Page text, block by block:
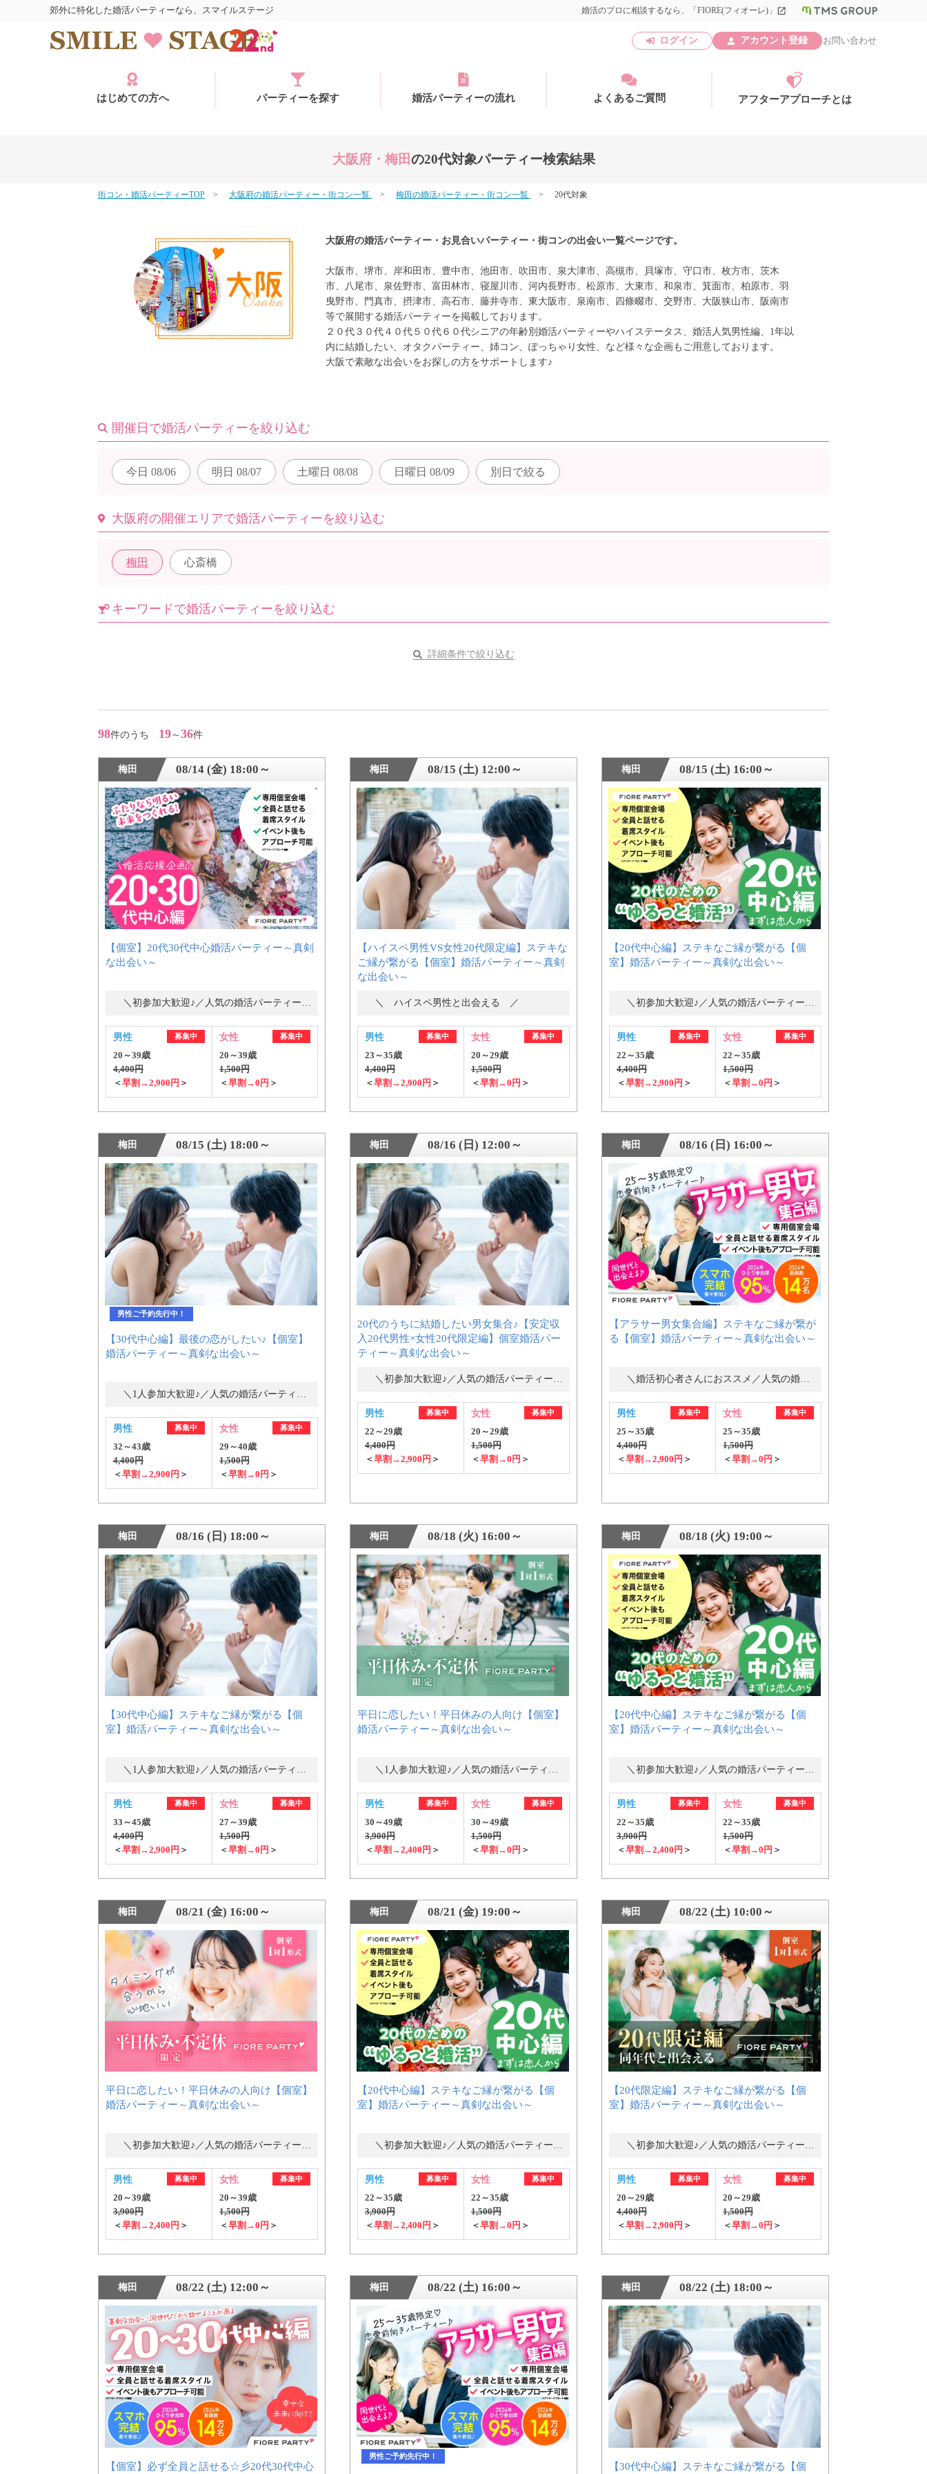
はじめての方へ
婚活パーティーの流れ
よくあるご質問
アフターアプローチとは
個人情報保護方針launch
子どもの安全基準に関するポリシーlaunch
公式アカウントで最新情報を配信中！
PR
約1,300店の中から
おすすめの優良結婚相談所をご紹介
個人情報保護のため
プライバシーマークを
取得しております
郊外に特化した婚活パーティーなら、スマイルステージ 婚活のプロに相談するなら、「FIORE(フィオーレ)」 launch
ログイン アカウント登録 お問い合わせ
はじめての方へ パーティーを探す 婚活パーティーの流れ よくあるご質問 アフターアプローチとは
大阪府・梅田の20代対象パーティー検索結果
街コン・婚活パーティーTOP 大阪府の婚活パーティー・街コン一覧 梅田の婚活パーティー・街コン一覧 20代対象
大阪府の婚活パーティー・お見合いパーティー・街コンの出会い一覧ページです。
大阪市、堺市、岸和田市、豊中市、池田市、吹田市、泉大津市、高槻市、貝塚市、守口市、枚方市、茨木
市、八尾市、泉佐野市、富田林市、寝屋川市、河内長野市、松原市、大東市、和泉市、箕面市、柏原市、羽
曳野市、門真市、摂津市、高石市、藤井寺市、東大阪市、泉南市、四條畷市、交野市、大阪狭山市、阪南市
等で展開する婚活パーティーを掲載しております。
２０代３０代４０代５０代６０代シニアの年齢別婚活パーティーやハイステータス、婚活人気男性編、1年以
内に結婚したい、オタクパーティー、姉コン、ぽっちゃり女性、など様々な企画もご用意しております。
大阪で素敵な出会いをお探しの方をサポートします♪
開催日で婚活パーティーを絞り込む
今日 08/06 明日 08/07 土曜日 08/08 日曜日 08/09 別日で絞る
大阪府の開催エリアで婚活パーティーを絞り込む
梅田 心斎橋
キーワードで婚活パーティーを絞り込む
詳細条件で絞り込む
98件のうち 19 ～ 36件
梅田 08/14 (金) 18:00～
【個室】20代30代中心婚活パーティー～真剣
な出会い～
＼初参加大歓迎♪／人気の婚活パーティー・街コン
男性 募集中
20～39歳
4,400円
＜早割→2,900円 ＞
女性 募集中
20～39歳
1,500円
＜早割→0円 ＞
梅田 08/15 (土) 12:00～
【ハイスペ男性VS女性20代限定編】ステキな
ご縁が繋がる【個室】婚活パーティー～真剣
な出会い～
＼ ハイスペ男性と出会える ／
男性 募集中
23～35歳
4,400円
＜早割→2,900円 ＞
女性 募集中
20～29歳
1,500円
＜早割→0円 ＞
梅田 08/15 (土) 16:00～
【20代中心編】ステキなご縁が繋がる【個
室】婚活パーティー～真剣な出会い～
＼初参加大歓迎♪／人気の婚活パーティー・街コン
男性 募集中
22～35歳
4,400円
＜早割→2,900円 ＞
女性 募集中
22～35歳
1,500円
＜早割→0円 ＞
梅田 08/15 (土) 18:00～
男性ご予約先行中！
【30代中心編】最後の恋がしたい♪【個室】
婚活パーティー～真剣な出会い～
男性 募集中
32～43歳
4,400円
＜早割→2,900円 ＞
女性 募集中
29～40歳
1,500円
＜早割→0円 ＞
梅田 08/16 (日) 12:00～
20代のうちに結婚したい男女集合♪【安定収
入20代男性×女性20代限定編】個室婚活パー
ティー～真剣な出会い～
男性 募集中
22～29歳
4,400円
＜早割→2,900円 ＞
女性 募集中
20～29歳
1,500円
＜早割→0円 ＞
梅田 08/16 (日) 16:00～
【アラサー男女集合編】ステキなご縁が繋が
る【個室】婚活パーティー～真剣な出会い～
男性 募集中
25～35歳
4,400円
＜早割→2,900円 ＞
女性 募集中
25～35歳
1,500円
＜早割→0円 ＞
梅田 08/16 (日) 18:00～
【30代中心編】ステキなご縁が繋がる【個
室】婚活パーティー～真剣な出会い～
男性 募集中
33～45歳
4,400円
＜早割→2,900円 ＞
女性 募集中
27～39歳
1,500円
＜早割→0円 ＞
梅田 08/18 (火) 16:00～
平日に恋したい！平日休みの人向け【個室】
婚活パーティー～真剣な出会い～
男性 募集中
30～49歳
3,900円
＜早割→2,400円 ＞
女性 募集中
30～49歳
1,500円
＜早割→0円 ＞
梅田 08/18 (火) 19:00～
【20代中心編】ステキなご縁が繋がる【個
室】婚活パーティー～真剣な出会い～
男性 募集中
22～35歳
3,900円
＜早割→2,400円 ＞
女性 募集中
22～35歳
1,500円
＜早割→0円 ＞
梅田 08/21 (金) 16:00～
平日に恋したい！平日休みの人向け【個室】
婚活パーティー～真剣な出会い～
＼初参加大歓迎♪／人気の婚活パーティー・街コン
男性 募集中
20～39歳
3,900円
＜早割→2,400円 ＞
女性 募集中
20～39歳
1,500円
＜早割→0円 ＞
梅田 08/21 (金) 19:00～
【20代中心編】ステキなご縁が繋がる【個
室】婚活パーティー～真剣な出会い～
＼初参加大歓迎♪／人気の婚活パーティー・街コン
男性 募集中
22～35歳
3,900円
＜早割→2,400円 ＞
女性 募集中
22～35歳
1,500円
＜早割→0円 ＞
梅田 08/22 (土) 10:00～
【20代限定編】ステキなご縁が繋がる【個
室】婚活パーティー～真剣な出会い～
＼初参加大歓迎♪／人気の婚活パーティー・街コン
男性 募集中
20～29歳
4,400円
＜早割→2,900円 ＞
女性 募集中
20～29歳
1,500円
＜早割→0円 ＞
梅田 08/22 (土) 12:00～
【個室】必ず全員と話せる☆彡20代30代中心
梅田 08/22 (土) 16:00～
男性ご予約先行中！
梅田 08/22 (土) 18:00～
【30代中心編】ステキなご縁が繋がる【個